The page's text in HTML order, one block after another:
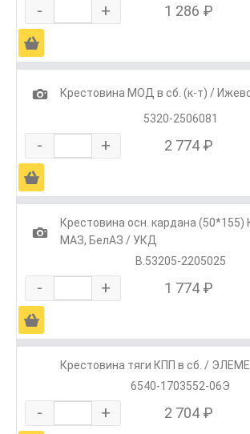
- + 1 286 ₽
Ä
1
Крестовина МОД в сб. (к-т) /
5320-2506081
- + 2 774 ₽
Ä
1
Крестовина осн. кардана
МАЗ, БелАЗ / УКД
В.53205-2205025
- + 1 774 ₽
Ä
Крестовина тяги КПП в сб. /
6540-1703552-06Э
- + 2 704 ₽